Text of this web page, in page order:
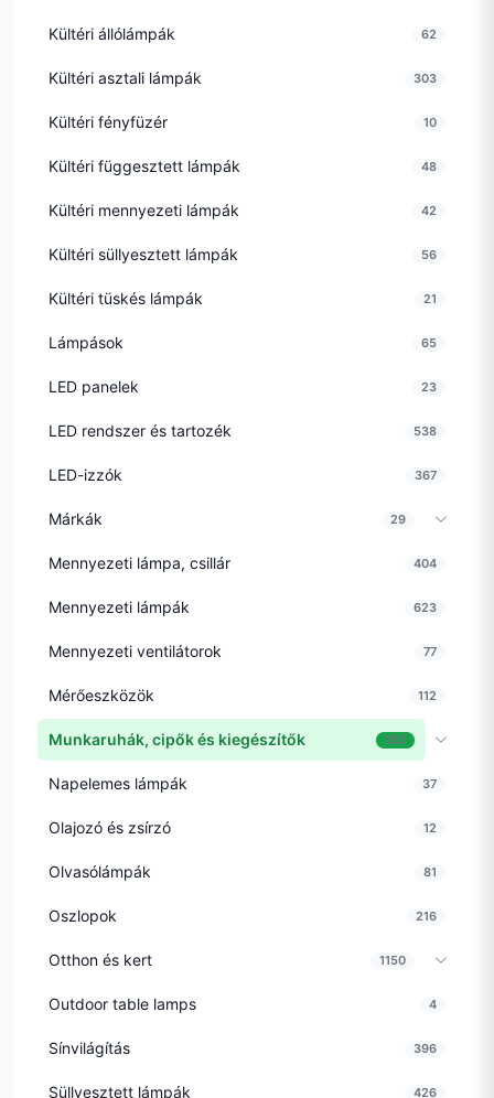
Kültéri állólámpák 62
Kültéri asztali lámpák 303
Kültéri fényfüzér 10
Kültéri függesztett lámpák 48
Kültéri mennyezeti lámpák 42
Kültéri süllyesztett lámpák 56
Kültéri tüskés lámpák 21
Lámpások 65
LED panelek 23
LED rendszer és tartozék 538
LED-izzók 367
Márkák 29
Mennyezeti lámpa, csillár 404
Mennyezeti lámpák 623
Mennyezeti ventilátorok 77
Mérőeszközök 112
Munkaruhák, cipők és kiegészítők 183
Napelemes lámpák 37
Olajozó és zsírzó 12
Olvasólámpák 81
Oszlopok 216
Otthon és kert 1150
Outdoor table lamps 4
Sínvilágítás 396
Süllyesztett lámpák 426